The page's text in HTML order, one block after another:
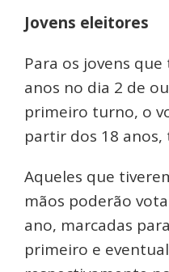
Jovens eleitores
Para os jovens
anos no dia 2 de
primeiro turno, o
partir dos 18
Aqueles que
mãos poderão
ano, marcadas
primeiro e